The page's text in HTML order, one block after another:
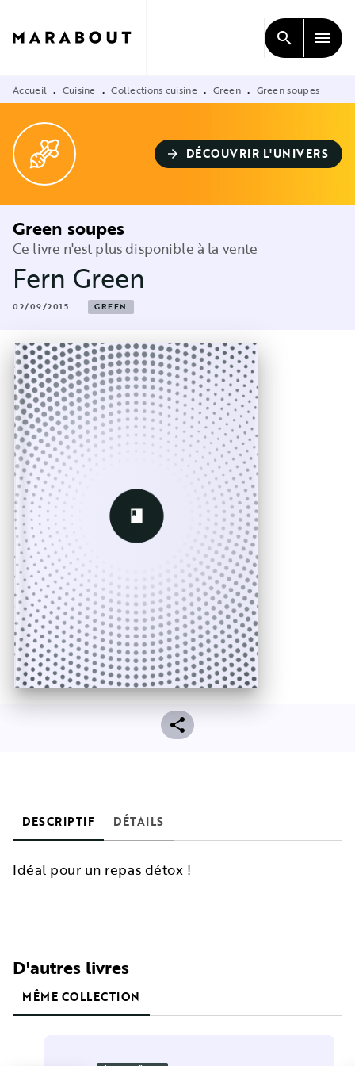
CONTENU
search menu
Accueil • Cuisine • Collections cuisine • Green • Green soupes
arrow_forward DÉCOUVRIR L'UNIVERS
Green soupes
Ce livre n'est plus disponible à la vente
Fern Green
02/09/2015 GREEN
DESCRIPTIF DÉTAILS
Idéal pour un repas détox !
D'autres livres
MÊME COLLECTION